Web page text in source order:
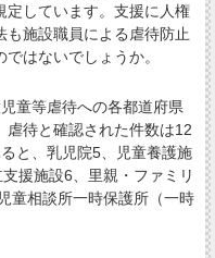
定しています。支援に人権
施設職員による虐待防止
はないでしょうか。
童等虐待への各都道府県
虐待と確認された件数は12
と、乳児院5、児童養護施
援施設6、里親・ファミリ
童相談所一時保護所（一時